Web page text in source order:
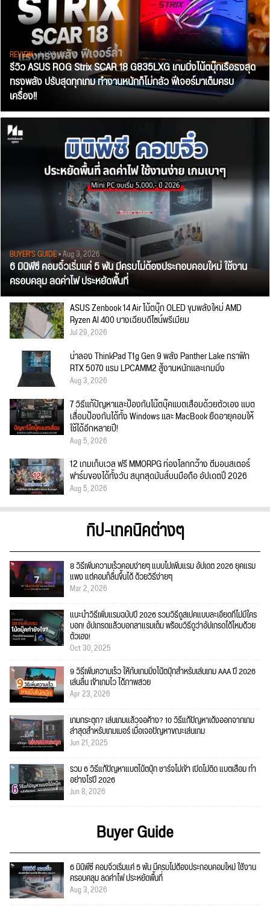
REVIEW• Jul 28, 2026
รีวิว ASUS ROG Strix SCAR 18 G835LXG เกมมิ่งโน้ตบุ๊กเรือธงสุด
ทรงพลัง ปรับสุดทุกเกม ทำงานหนักก็ไม่กลัว ฟีเจอร์มาเต็มครบ
เครื่อง!!
BUYER'S GUIDE• Aug 3, 2026
6 มินิพีซี คอมจิ๋วเริ่มแค่ 5 พัน มีครบไม่ต้องประกอบคอมใหม่ ใช้งาน
ครอบคลุม ลดค่าไฟ ประหยัดพื้นที่
ASUS Zenbook 14 Air โน้ตบุ๊ก OLED ขุมพลังใหม่ AMD
Ryzen AI 400 บางเฉียบดีไซน์พรีเมียม
Jul 29, 2026
น่าลอง ThinkPad T1g Gen 9 พลัง Panther Lake กราฟิก
RTX 5070 แรม LPCAMM2 สู้งานหนักและเกมมิ่ง
Aug 3, 2026
7 วิธีแก้ปัญหาและป้องกันโน๊ตบุ๊คแบตเสื่อมด้วยตัวเอง แบต
เสื่อมป้องกันได้ทั้ง Windows และ MacBook ยืดอายุคอมให้
ใช้ได้อีกหลายปี!
Aug 5, 2026
12 เกมเก็บเวล ฟรี MMORPG ท่องโลกกว้าง ตีมอนสเตอร์
ฟาร์มของได้ทั้งวัน สนุกสุดมันส์บนมือถือ อัปเดตปี 2026
Aug 5, 2026
ทิป-เทคนิคต่างๆ
8 วิธีเพิ่มความเร็วคอมง่ายๆ แบบไม่เพิ่มแรม อัปเดต 2026 ยุคแรม
แพง แต่คอมก็ลื่นขึ้นได้ ด้วยวิธีง่ายๆ
Mar 2, 2026
แนะนำวิธีเพิ่มแรมฉบับปี 2026 รวมวิธีดูสเปคแบบละเอียดที่ไม่มีใคร
บอก! อัปเกรดแล้วบอกลาแรมเต็ม พร้อมวิธีดูว่าอัปเกรดได้ไหมด้วย
ตัวเอง!
Oct 30, 2025
9 วิธีเพิ่มความเร็ว ให้กับเกมมิ่งโน้ตบุ๊กสำหรับเล่นเกม AAA ปี 2026
เล่นลื่น เข้าเกมไว ได้ภาพสวย
Apr 23, 2026
เกมกระตุก? เล่นเกมแล้วจอค้าง? 10 วิธีแก้ปัญหาเด้งออกจากเกม
ล่าสุดสำหรับเกมเมอร์ เมื่อเจอปัญหาขณะเล่นเกม
Jun 21, 2025
รวม 6 วิธีแก้ปัญหาแบตโน้ตบุ๊ก ชาร์จไม่เข้า เปิดไม่ติด แบตเสื่อม ทำ
อย่างไรปี 2026
Jun 8, 2026
Buyer Guide
6 มินิพีซี คอมจิ๋วเริ่มแค่ 5 พัน มีครบไม่ต้องประกอบคอมใหม่ ใช้งาน
ครอบคลุม ลดค่าไฟ ประหยัดพื้นที่
Aug 3, 2026